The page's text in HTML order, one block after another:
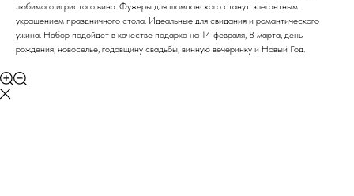
любимого игристого вина. Фужеры для шампанского станут элегантным
украшением праздничного стола. Идеальные для свидания и романтического
ужина. Набор подойдет в качестве подарка на 14 февраля, 8 марта, день
рождения, новоселье, годовщину свадьбы, винную вечеринку и Новый Год.